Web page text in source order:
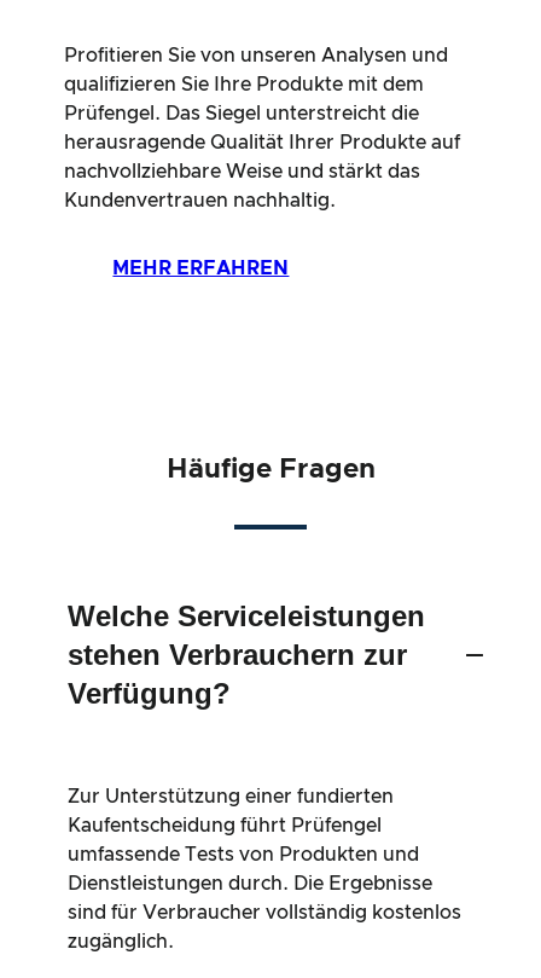
Profitieren Sie von unseren Analysen und
qualifizieren Sie Ihre Produkte mit dem
Prüfengel. Das Siegel unterstreicht die
herausragende Qualität Ihrer Produkte auf
nachvollziehbare Weise und stärkt das
Kundenvertrauen nachhaltig.
MEHR ERFAHREN
Häufige Fragen
Welche Serviceleistungen
stehen Verbrauchern zur
Verfügung?
Zur Unterstützung einer fundierten
Kaufentscheidung führt Prüfengel
umfassende Tests von Produkten und
Dienstleistungen durch. Die Ergebnisse
sind für Verbraucher vollständig kostenlos
zugänglich.